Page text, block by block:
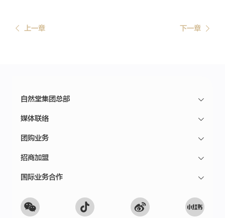
上一章 下一章
自然堂集团总部
媒体联络
团购业务
招商加盟
国际业务合作